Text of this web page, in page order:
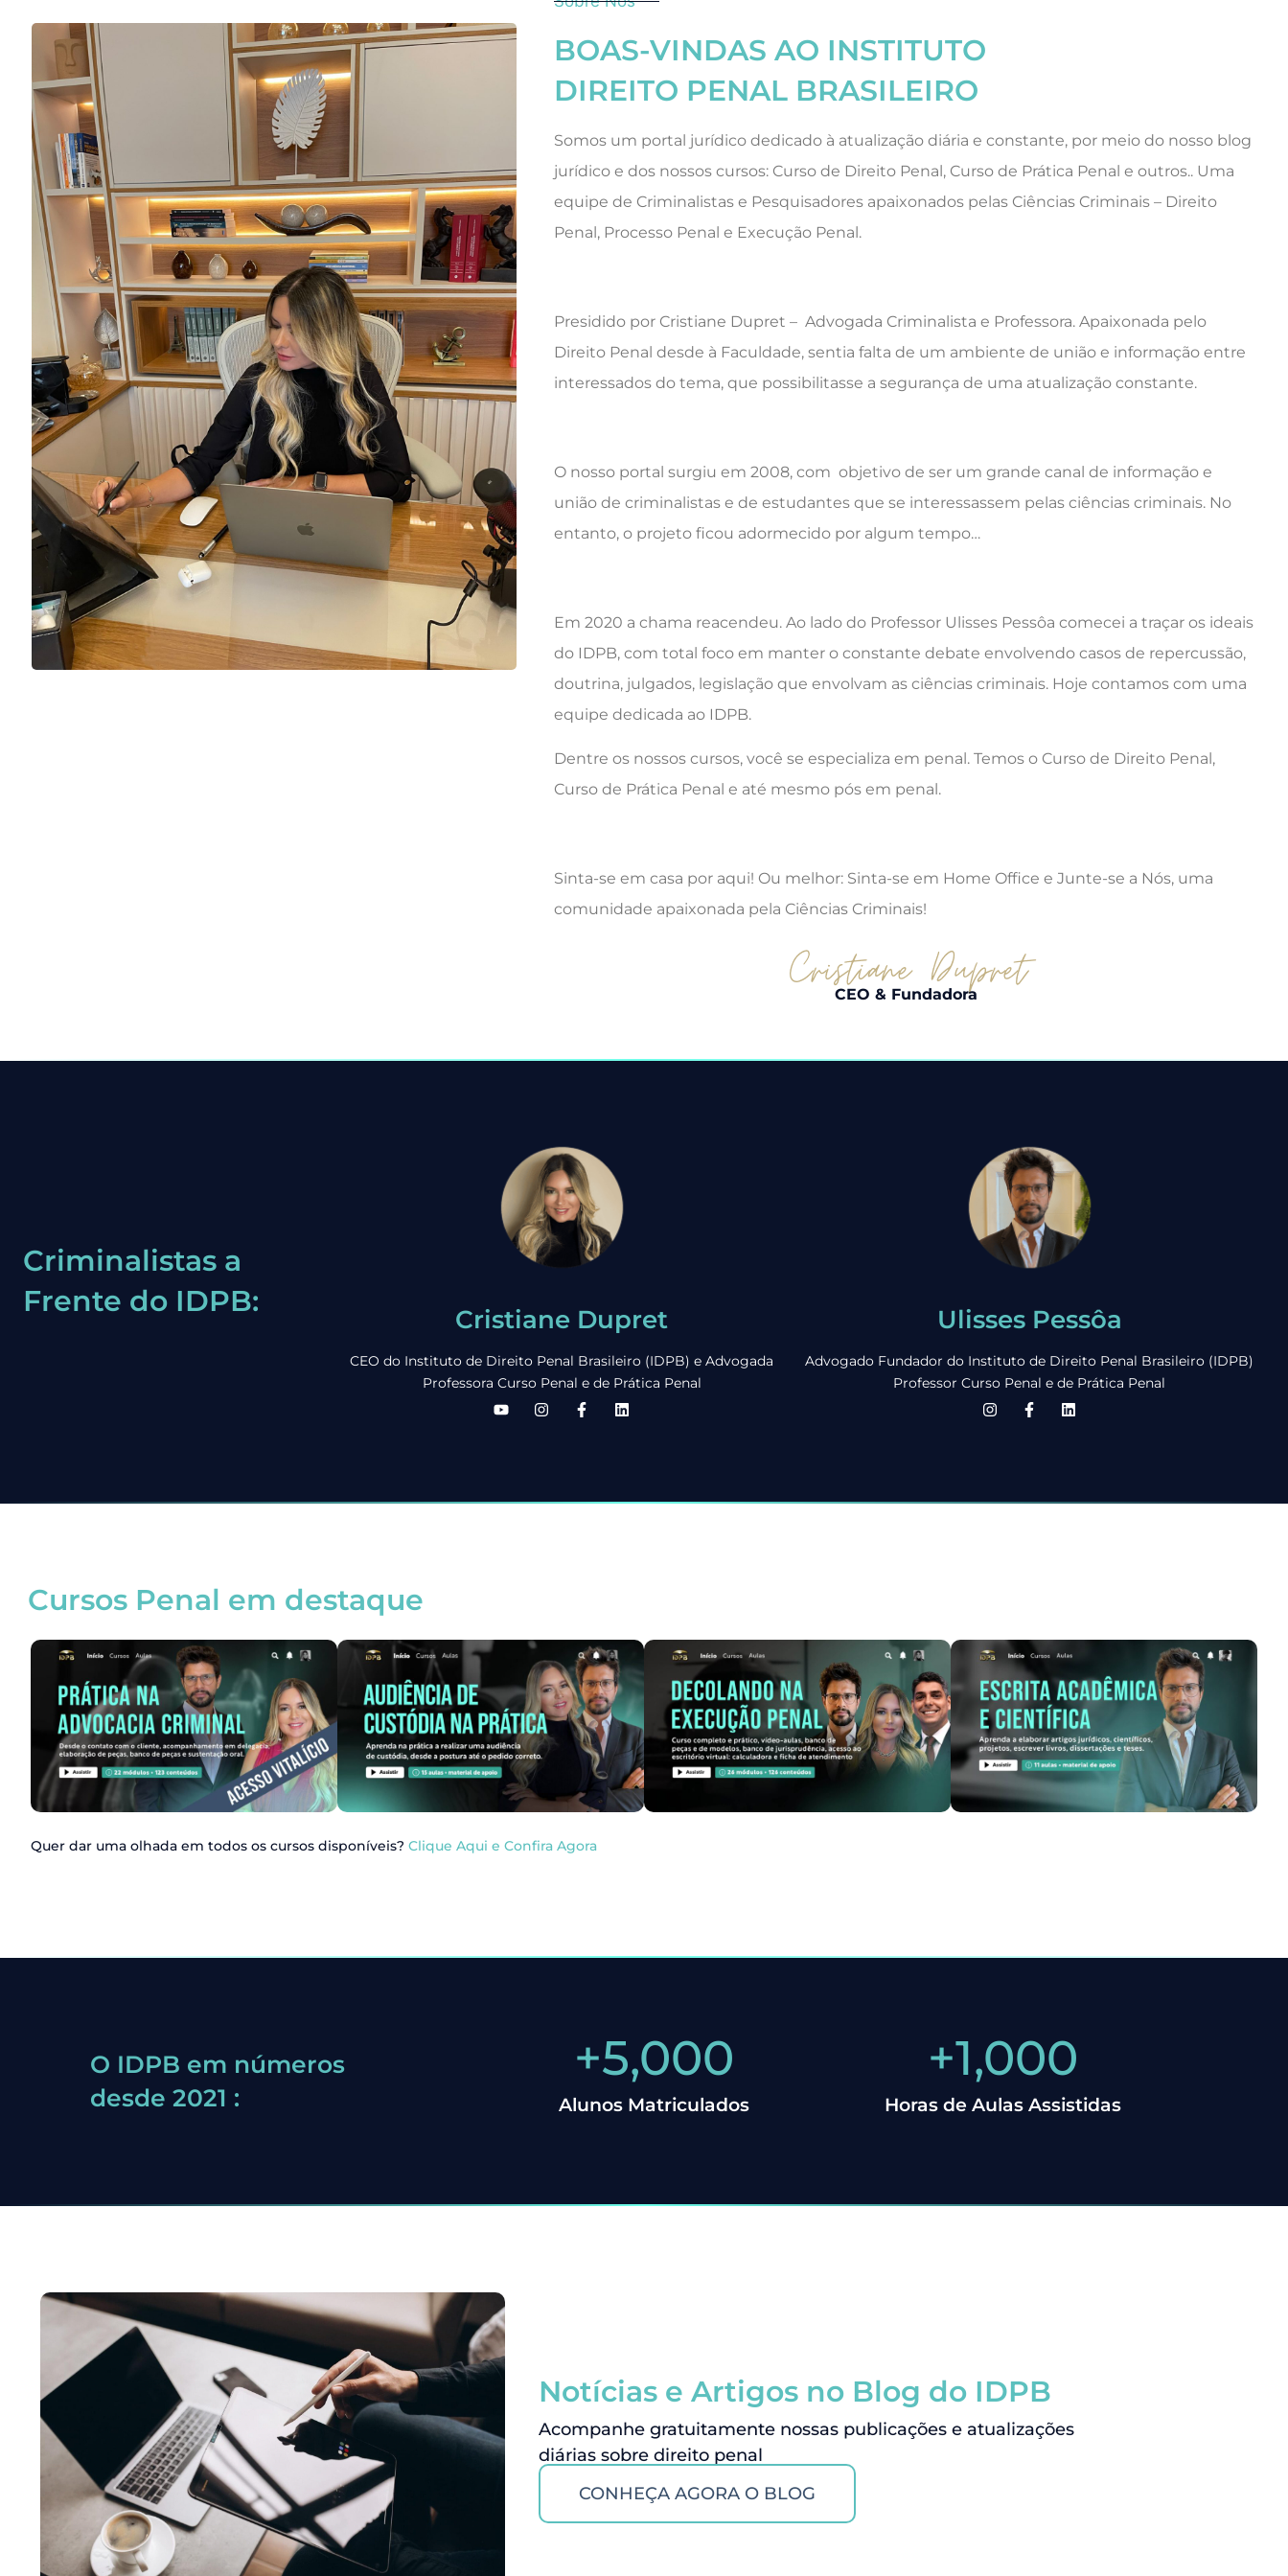
BOAS-VINDAS AO INSTITUTO
DIREITO PENAL BRASILEIRO
Somos um portal jurídico dedicado à atualização diária e constante, por meio do nosso blog
jurídico e dos nossos cursos: Curso de Direito Penal, Curso de Prática Penal e outros.. Uma
equipe de Criminalistas e Pesquisadores apaixonados pelas Ciências Criminais – Direito
Penal, Processo Penal e Execução Penal.
Presidido por Cristiane Dupret – Advogada Criminalista e Professora. Apaixonada pelo
Direito Penal desde à Faculdade, sentia falta de um ambiente de união e informação entre
interessados do tema, que possibilitasse a segurança de uma atualização constante.
O nosso portal surgiu em 2008, com objetivo de ser um grande canal de informação e
união de criminalistas e de estudantes que se interessassem pelas ciências criminais. No
entanto, o projeto ficou adormecido por algum tempo…
Em 2020 a chama reacendeu. Ao lado do Professor Ulisses Pessôa comecei a traçar os ideais
do IDPB, com total foco em manter o constante debate envolvendo casos de repercussão,
doutrina, julgados, legislação que envolvam as ciências criminais. Hoje contamos com uma
equipe dedicada ao IDPB.
Dentre os nossos cursos, você se especializa em penal. Temos o Curso de Direito Penal,
Curso de Prática Penal e até mesmo pós em penal.
Sinta-se em casa por aqui! Ou melhor: Sinta-se em Home Office e Junte-se a Nós, uma
comunidade apaixonada pela Ciências Criminais!
CEO & Fundadora
Criminalistas a
Frente do IDPB:
Cristiane Dupret
CEO do Instituto de Direito Penal Brasileiro (IDPB) e Advogada
Professora Curso Penal e de Prática Penal
Ulisses Pessôa
Advogado Fundador do Instituto de Direito Penal Brasileiro (IDPB)
Professor Curso Penal e de Prática Penal
Cursos Penal em destaque
Quer dar uma olhada em todos os cursos disponíveis? Clique Aqui e Confira Agora
O IDPB em números
desde 2021 :
Alunos Matriculados
+5,000
Horas de Aulas Assistidas
+1,000
Notícias e Artigos no Blog do IDPB
Acompanhe gratuitamente nossas publicações e atualizações
diárias sobre direito penal
CONHEÇA AGORA O BLOG